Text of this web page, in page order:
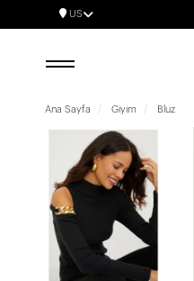
US
Ana Sayfa Giyim Bluz